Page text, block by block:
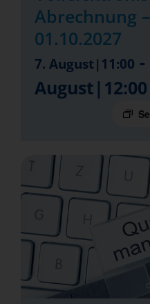
Abrechnung
01.10.2027
7. August|11:00 -
August|12:00